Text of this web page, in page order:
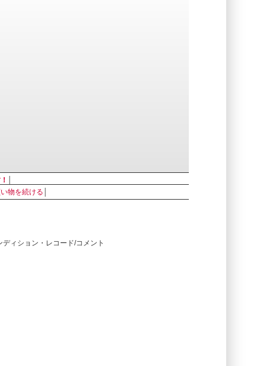
物を続ける
ィション・レコード/コメント